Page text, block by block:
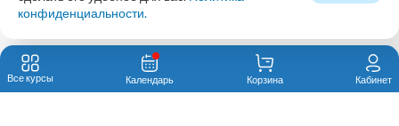
Техническая поддержка
Образовательный центр - проект КОЛЛЕГИИ ВЕТЕРИНАРНЫХ СПЕЦИАЛИСТОВ
© 2023 Все права защищены. При использовании любых материалов сайта,
включая графику и тексты, активная ссылка на eduvet.ru обязательна.
Автономная некоммерческая организация дополнительного профессионального
Все курсы Календарь Корзина Кабинет
конфиденциальности.